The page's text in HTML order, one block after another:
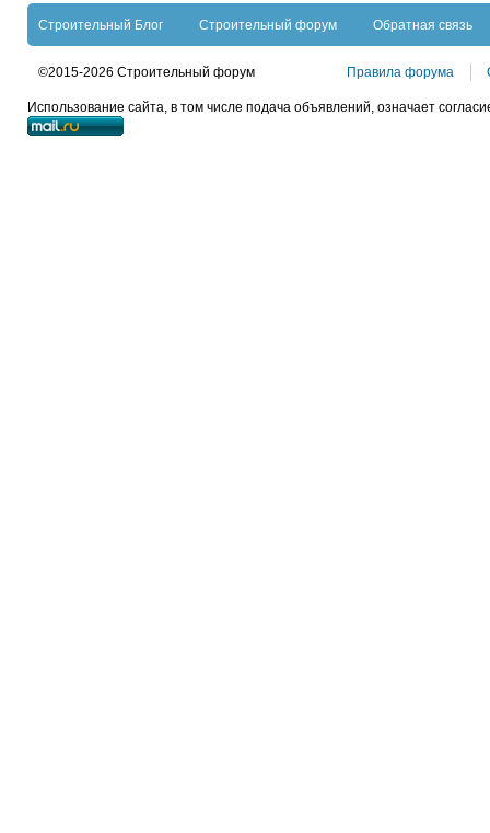
Строительный Блог Строительный форум Обратная связь
©2015-2026 Строительный форум Правила форума
Использование сайта, в том числе подача объявлений, означает